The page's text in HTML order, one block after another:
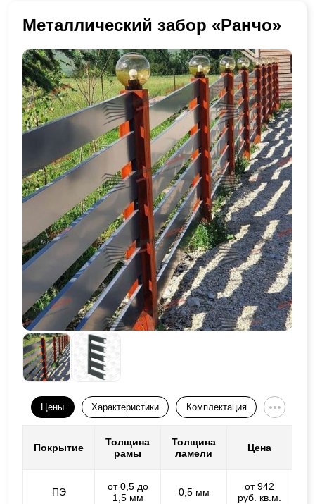
Металлический забор «Ранчо»
Цены Характеристики Комплектация
Покрытие
Толщина
рамы
Толщина
ламели
Цена
ПЭ
от 0,5 до
1,5 мм
0,5 мм
от 942
руб. кв.м.